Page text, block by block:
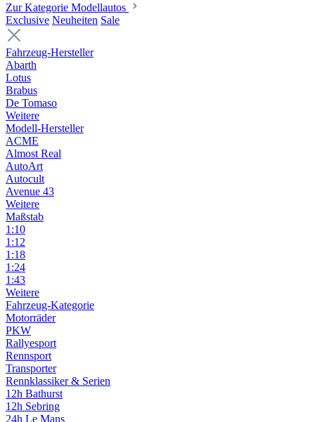
Zur Kategorie Modellautos
Exclusive Neuheiten Sale
Fahrzeug-Hersteller
Abarth
Lotus
Brabus
De Tomaso
Weitere
Modell-Hersteller
ACME
Almost Real
AutoArt
Autocult
Avenue 43
Weitere
Maßstab
1:10
1:12
1:18
1:24
1:43
Weitere
Fahrzeug-Kategorie
Motorräder
PKW
Rallyesport
Rennsport
Transporter
Rennklassiker & Serien
12h Bathurst
12h Sebring
24h Le Mans